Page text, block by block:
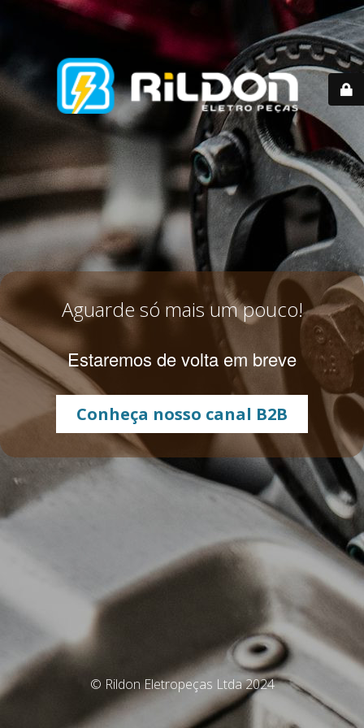
Aguarde só mais um pouco!
Estaremos de volta em breve
Conheça nosso canal B2B
© Rildon Eletropeças Ltda 2024